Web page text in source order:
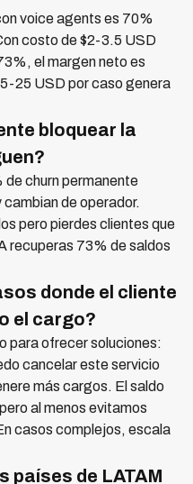
voice agents es 70%
costo de $2-3.5 USD
el margen neto es
25 USD por caso genera
bloquear la
churn permanente
de operador.
pero pierdes clientes que
recuperas 73% de saldos
donde el cliente
el cargo?
para ofrecer soluciones:
cancelar este servicio
más cargos. El saldo
al menos evitamos
casos complejos, escala
países de LATAM